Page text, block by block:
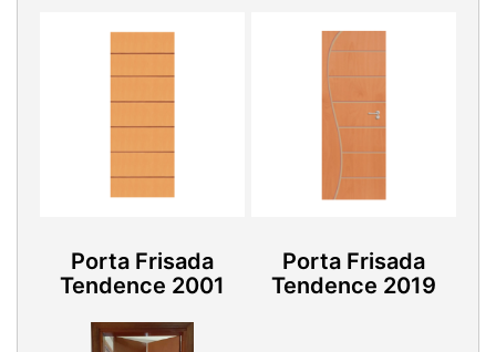
Porta Frisada
Tendence 2001
Porta Frisada
Tendence 2019